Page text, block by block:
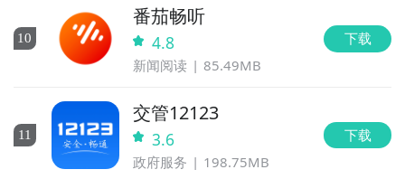
10
番茄畅听
4.8
新闻阅读 85.49MB
下载
11
交管12123
3.6
政府服务 198.75MB
下载